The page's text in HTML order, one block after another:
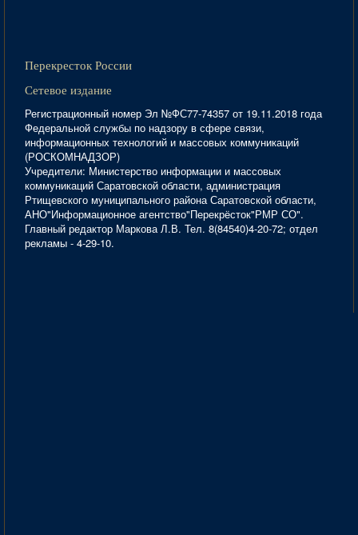
Перекресток России
Сетевое издание
Регистрационный номер Эл №ФС77-74357 от 19.11.2018 года
Федеральной службы по надзору в сфере связи,
информационных технологий и массовых коммуникаций
(РОСКОМНАДЗОР)
Учредители: Министерство информации и массовых
коммуникаций Саратовской области, администрация
Ртищевского муниципального района Саратовской области,
АНО"Информационное агентство"Перекрёсток"РМР СО".
Главный редактор Маркова Л.В. Тел. 8(84540)4-20-72; отдел
рекламы - 4-29-10.